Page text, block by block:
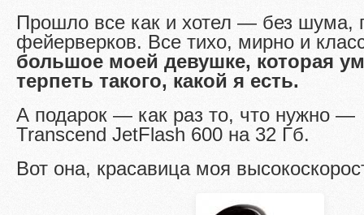
Прошло все как и хотел — без шума,
фейерверков. Все тихо, мирно и
большое моей девушке, которая
терпеть такого, какой я есть.
А подарок — как раз то, что нужно
Transcend JetFlash 600 на 32 Гб.
Вот она, красавица моя